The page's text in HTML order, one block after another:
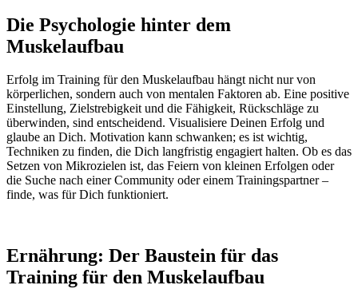
Die Psychologie hinter dem
Muskelaufbau
Erfolg im Training für den Muskelaufbau hängt nicht nur von
körperlichen, sondern auch von mentalen Faktoren ab. Eine positive
Einstellung, Zielstrebigkeit und die Fähigkeit, Rückschläge zu
überwinden, sind entscheidend. Visualisiere Deinen Erfolg und
glaube an Dich. Motivation kann schwanken; es ist wichtig,
Techniken zu finden, die Dich langfristig engagiert halten. Ob es das
Setzen von Mikrozielen ist, das Feiern von kleinen Erfolgen oder
die Suche nach einer Community oder einem Trainingspartner –
finde, was für Dich funktioniert.
Ernährung: Der Baustein für das
Training für den Muskelaufbau